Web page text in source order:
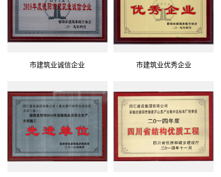
市建筑业诚信企业 市建筑业优秀企业